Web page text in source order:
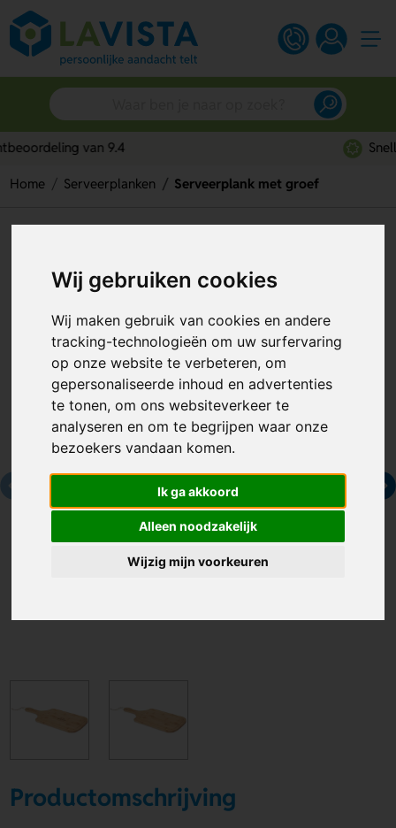
Wij gebruiken cookies
Wij maken gebruik van cookies en andere
tracking-technologieën om uw surfervaring
op onze website te verbeteren, om
gepersonaliseerde inhoud en advertenties
te tonen, om ons websiteverkeer te
analyseren en om te begrijpen waar onze
bezoekers vandaan komen.
Ik ga akkoord
Alleen noodzakelijk
Wijzig mijn voorkeuren
Home Serveerplanken Serveerplank met groef
Artikelnummer:292336
Productomschrijving